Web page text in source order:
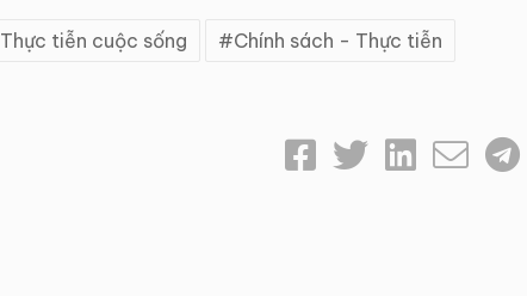
Thực tiễn cuộc sống Chính sách - Thực tiễn